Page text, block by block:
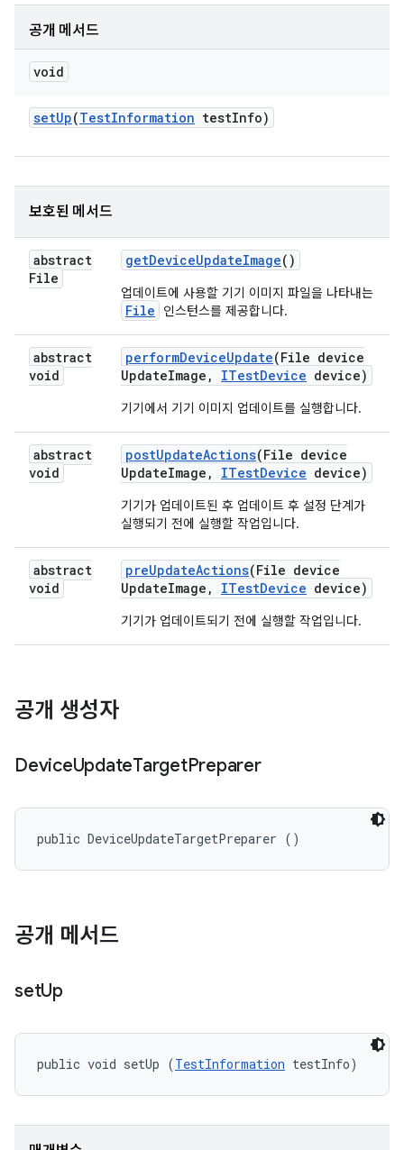
공개 메서드
void
setUp(TestInformation testInfo)
보호된 메서드
abstract
File
getDeviceUpdateImage()
업데이트에 사용할 기기 이미지 파일을 나타내는
File 인스턴스를 제공합니다.
abstract
void
performDeviceUpdate(File device
UpdateImage , ITestDevice device)
기기에서 기기 이미지 업데이트를 실행합니다.
abstract
void
postUpdateActions(File device
UpdateImage , ITestDevice device)
기기가 업데이트된 후 업데이트 후 설정 단계가
실행되기 전에 실행할 작업입니다.
abstract
void
preUpdateActions(File device
UpdateImage , ITestDevice device)
기기가 업데이트되기 전에 실행할 작업입니다.
공개 생성자
DeviceUpdateTargetPreparer
public DeviceUpdateTargetPreparer ()
공개 메서드
setUp
public void setUp (TestInformation testInfo)